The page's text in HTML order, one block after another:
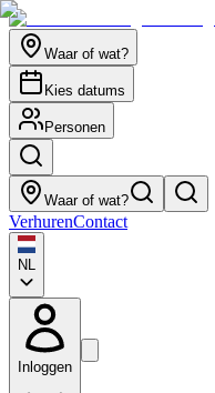
Waar of wat?
Kies datums
Personen
Waar of wat?
VerhurenContact
NL
Inloggen